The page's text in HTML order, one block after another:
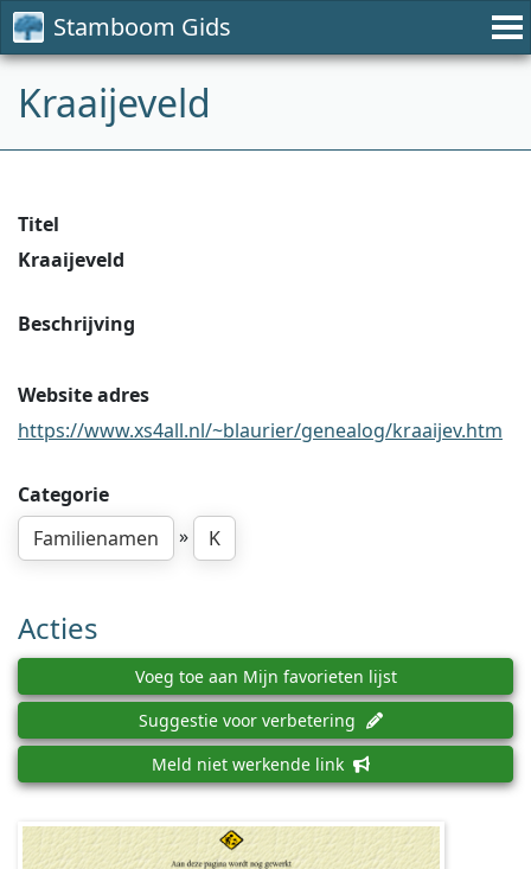
Stamboom Gids
Kraaijeveld
Titel
Kraaijeveld
Beschrijving
Website adres
https://www.xs4all.nl/~blaurier/genealog/kraaijev.htm
Categorie
Familienamen
» K
Acties
Voeg toe aan Mijn favorieten lijst
Suggestie voor verbetering
Meld niet werkende link